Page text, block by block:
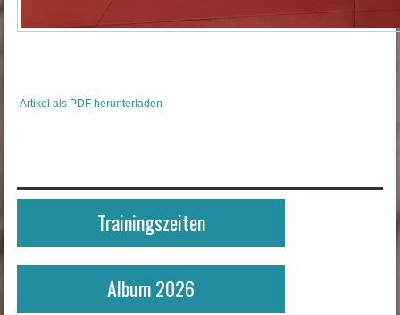
Artikel als PDF herunterladen
Trainingszeiten
Album 2026